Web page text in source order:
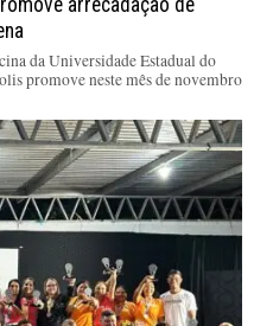
arrecadação de
da Universidade Estadual do
promove neste mês de novembro